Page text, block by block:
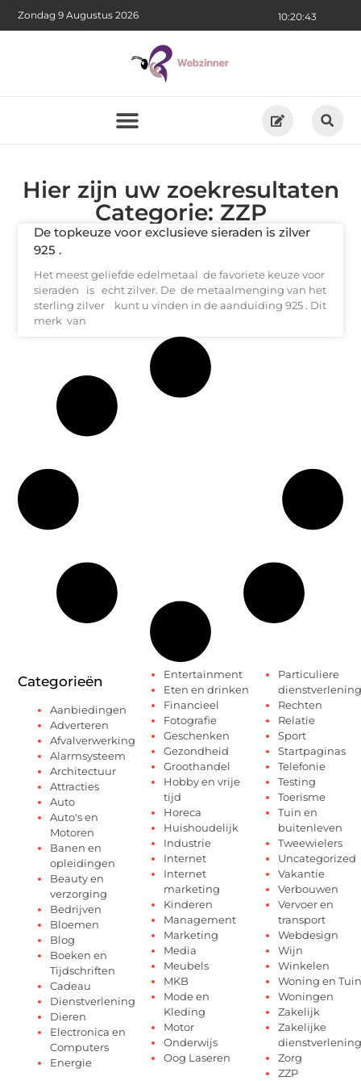
10:20:43
Zondag 9 Augustus 2026
Hier zijn uw zoekresultaten
Categorie: ZZP
De topkeuze voor exclusieve sieraden is zilver
925 .
Het meest geliefde edelmetaal de favoriete keuze voor
sieraden is echt zilver. De de metaalmenging van het
sterling zilver kunt u vinden in de aanduiding 925 . Dit
merk van
Categorieën
Aanbiedingen
Adverteren
Afvalverwerking
Alarmsysteem
Architectuur
Attracties
Auto
Auto's en
Motoren
Banen en
opleidingen
Beauty en
verzorging
Bedrijven
Bloemen
Blog
Boeken en
Tijdschriften
Cadeau
Dienstverlening
Dieren
Electronica en
Computers
Energie
Entertainment
Eten en drinken
Financieel
Fotografie
Geschenken
Gezondheid
Groothandel
Hobby en vrije
tijd
Horeca
Huishoudelijk
Industrie
Internet
Internet
marketing
Kinderen
Management
Marketing
Media
Meubels
MKB
Mode en
Kleding
Motor
Onderwijs
Oog Laseren
Particuliere
dienstverlening
Rechten
Relatie
Sport
Startpaginas
Telefonie
Testing
Toerisme
Tuin en
buitenleven
Tweewielers
Uncategorized
Vakantie
Verbouwen
Vervoer en
transport
Webdesign
Wijn
Winkelen
Woning en Tuin
Woningen
Zakelijk
Zakelijke
dienstverlening
Zorg
ZZP